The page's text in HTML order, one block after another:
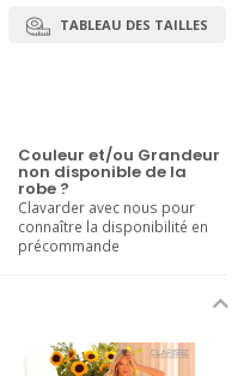
TABLEAU DES TAILLES
Couleur et/ou Grandeur
non disponible de la
robe ?
Clavarder avec nous pour
connaître la disponibilité en
précommande